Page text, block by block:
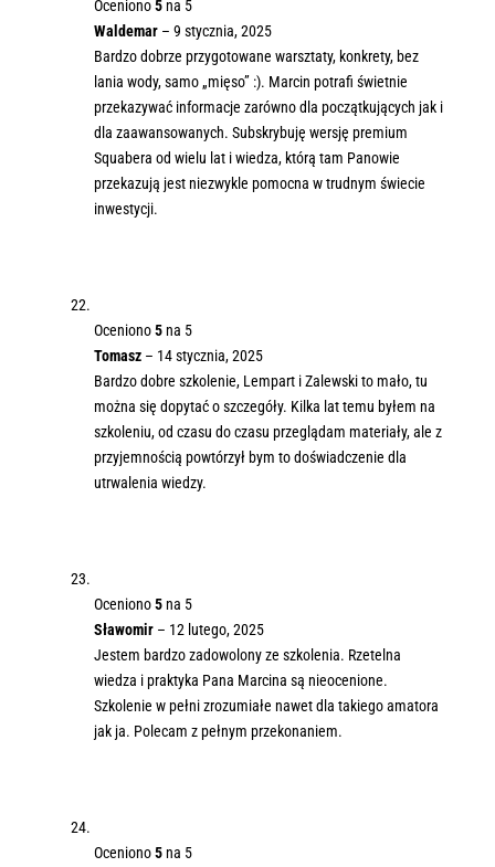
Oceniono5na 5
Waldemar – 9 stycznia, 2025
Bardzo dobrze przygotowane warsztaty, konkrety, bez
lania wody, samo „mięso” :). Marcin potrafi świetnie
przekazywać informacje zarówno dla początkujących jak i
dla zaawansowanych. Subskrybuję wersję premium
Squabera od wielu lat i wiedza, którą tam Panowie
przekazują jest niezwykle pomocna w trudnym świecie
inwestycji.
Oceniono5na 5
Tomasz – 14 stycznia, 2025
Bardzo dobre szkolenie, Lempart i Zalewski to mało, tu
można się dopytać o szczegóły. Kilka lat temu byłem na
szkoleniu, od czasu do czasu przeglądam materiały, ale z
przyjemnością powtórzył bym to doświadczenie dla
utrwalenia wiedzy.
Oceniono5na 5
Sławomir – 12 lutego, 2025
Jestem bardzo zadowolony ze szkolenia. Rzetelna
wiedza i praktyka Pana Marcina są nieocenione.
Szkolenie w pełni zrozumiałe nawet dla takiego amatora
jak ja. Polecam z pełnym przekonaniem.
Oceniono5na 5